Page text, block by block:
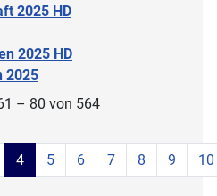
2025 HD
2025 HD
2025
– 80 von 564
4 5 6 7 8 9 10